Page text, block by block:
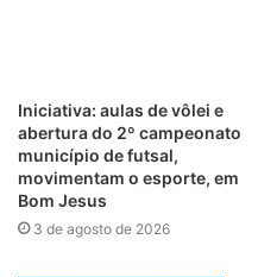
Iniciativa: aulas de vôlei e
abertura do 2º campeonato
município de futsal,
movimentam o esporte, em
Bom Jesus
3 de agosto de 2026